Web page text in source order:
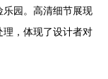
园。高清细节展现
，体现了设计者对